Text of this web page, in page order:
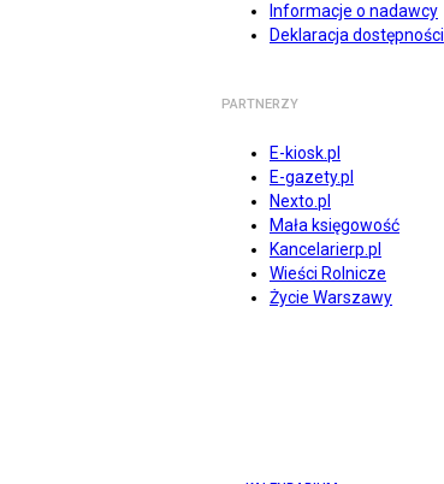
Informacje o nadawcy
Deklaracja dostępności
PARTNERZY
E-kiosk.pl
E-gazety.pl
Nexto.pl
Mała księgowość
Kancelarierp.pl
Wieści Rolnicze
Życie Warszawy